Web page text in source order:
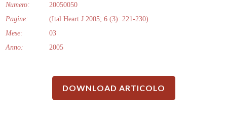
Numero:
20050050
Pagine:
(Ital Heart J 2005; 6 (3): 221-230)
Mese:
03
Anno:
2005
DOWNLOAD ARTICOLO